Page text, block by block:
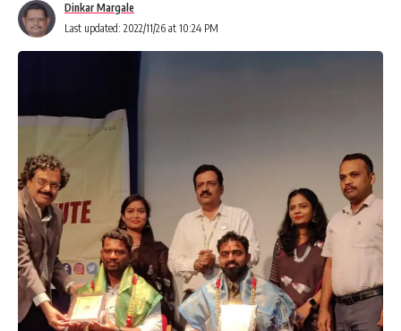
Last updated: 2022/11/26 at 10:24 PM
Dinkar Margale